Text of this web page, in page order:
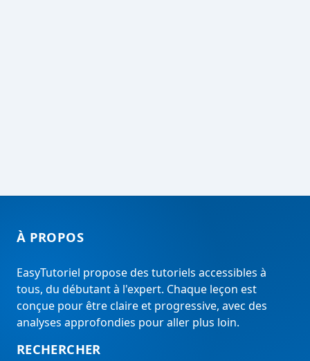
À PROPOS
EasyTutoriel propose des tutoriels accessibles à
tous, du débutant à l'expert. Chaque leçon est
conçue pour être claire et progressive, avec des
analyses approfondies pour aller plus loin.
RECHERCHER